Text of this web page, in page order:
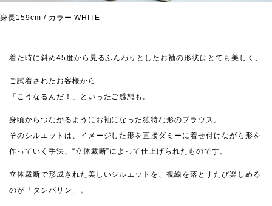
身長159cm / カラー WHITE
着た時に斜め45度から見るふんわりとしたお袖の形状はとても美しく、
ご試着されたお客様から
「こうなるんだ！」といったご感想も。
身頃からつながるようにお袖になった独特な形のブラウス。
そのシルエットは、イメージした形を直接ダミーに着せ付けながら形を
作っていく手法、“立体裁断”によって仕上げられたものです。
立体裁断で形成された美しいシルエットを、視線を落とすたび楽しめる
のが「タンバリン」。